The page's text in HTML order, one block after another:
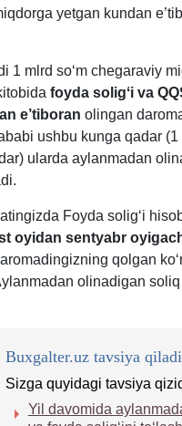
yetgan kundan
1 mlrd soʻm chegaraviy
foyda soligʻi va
e’tiboran olingan
ushbu kunga qadar
ularda aylanmadan
Foyda soligʻi
oyidan sentyabr
qolgan
olinadigan
Buxgalter.uz tavsiya qiladi
Sizga quyidagi tavsiya
Yil davomida